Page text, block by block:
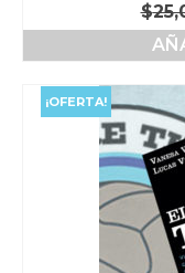
$
¡OFERTA!